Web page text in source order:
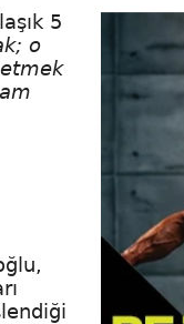
5
o